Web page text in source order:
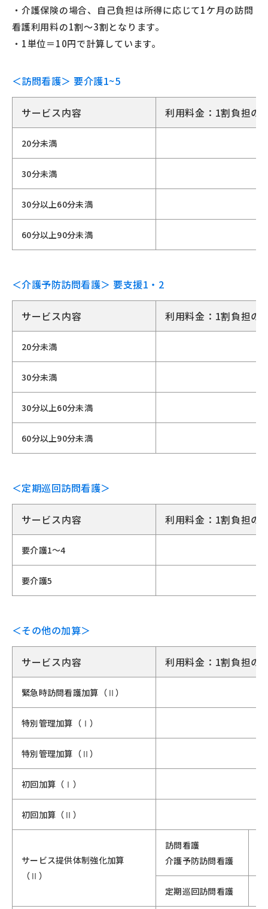
・介護保険の場合、自己負担は所得に応じて1ケ月の訪問
看護利用料の1割～3割となります。
・1単位＝10円で計算しています。
＜訪問看護＞ 要介護1~5
サービス内容 利用料金：1割負担の
20分未満
30分未満
30分以上60分未満
60分以上90分未満
＜介護予防訪問看護＞ 要支援1・2
サービス内容 利用料金：1割負担の
20分未満
30分未満
30分以上60分未満
60分以上90分未満
＜定期巡回訪問看護＞
サービス内容 利用料金：1割負担の
要介護1〜4
要介護5
＜その他の加算＞
サービス内容 利用料金：1割負担の
緊急時訪問看護加算（Ⅱ）
特別管理加算（Ⅰ）
特別管理加算（Ⅱ）
初回加算（Ⅰ）
初回加算（Ⅱ）
サービス提供体制強化加算
（Ⅱ）
訪問看護
介護予防訪問看護
定期巡回訪問看護